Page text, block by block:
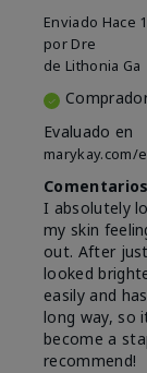
Enviado Hace
por Dre
de Lithonia Ga
Evaluado en
marykay.com/
I absolutely
my skin
out. After
looked
easily and
long way, so
become a
recommend!